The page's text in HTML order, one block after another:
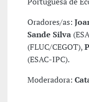
Oradores/as:
Sande Silva
(FLUC/CEGOT),
(ESAC-IPC).
Moderadora: